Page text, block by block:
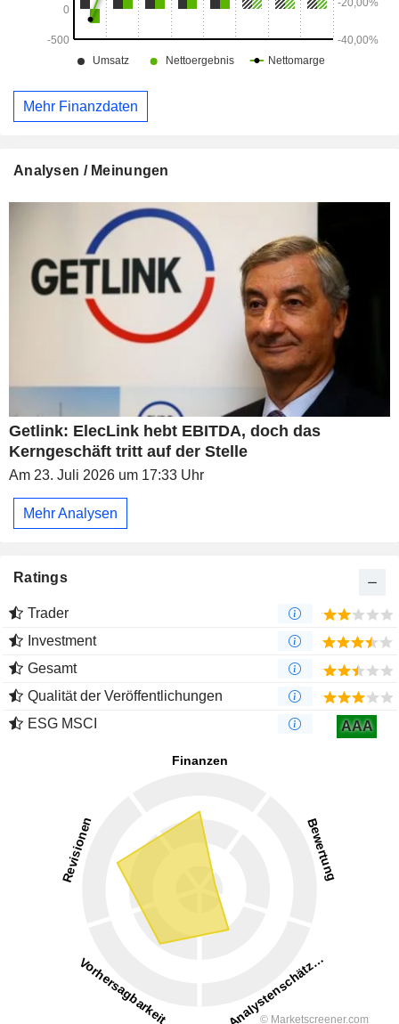
Mehr Finanzdaten
Analysen / Meinungen
Getlink: ElecLink hebt EBITDA, doch das
Kerngeschäft tritt auf der Stelle
Am 23. Juli 2026 um 17:33 Uhr
Mehr Analysen
Ratings
Trader
Investment
Gesamt
Qualität der Veröffentlichungen
ESG MSCI
AAA